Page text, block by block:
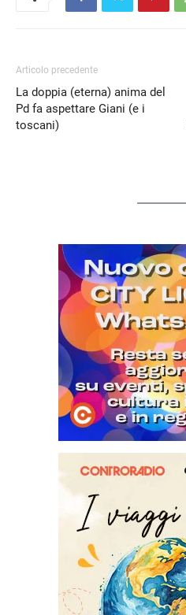
Articolo precedente
La doppia (eterna) anima del
Pd fa aspettare Giani (e i
toscani)